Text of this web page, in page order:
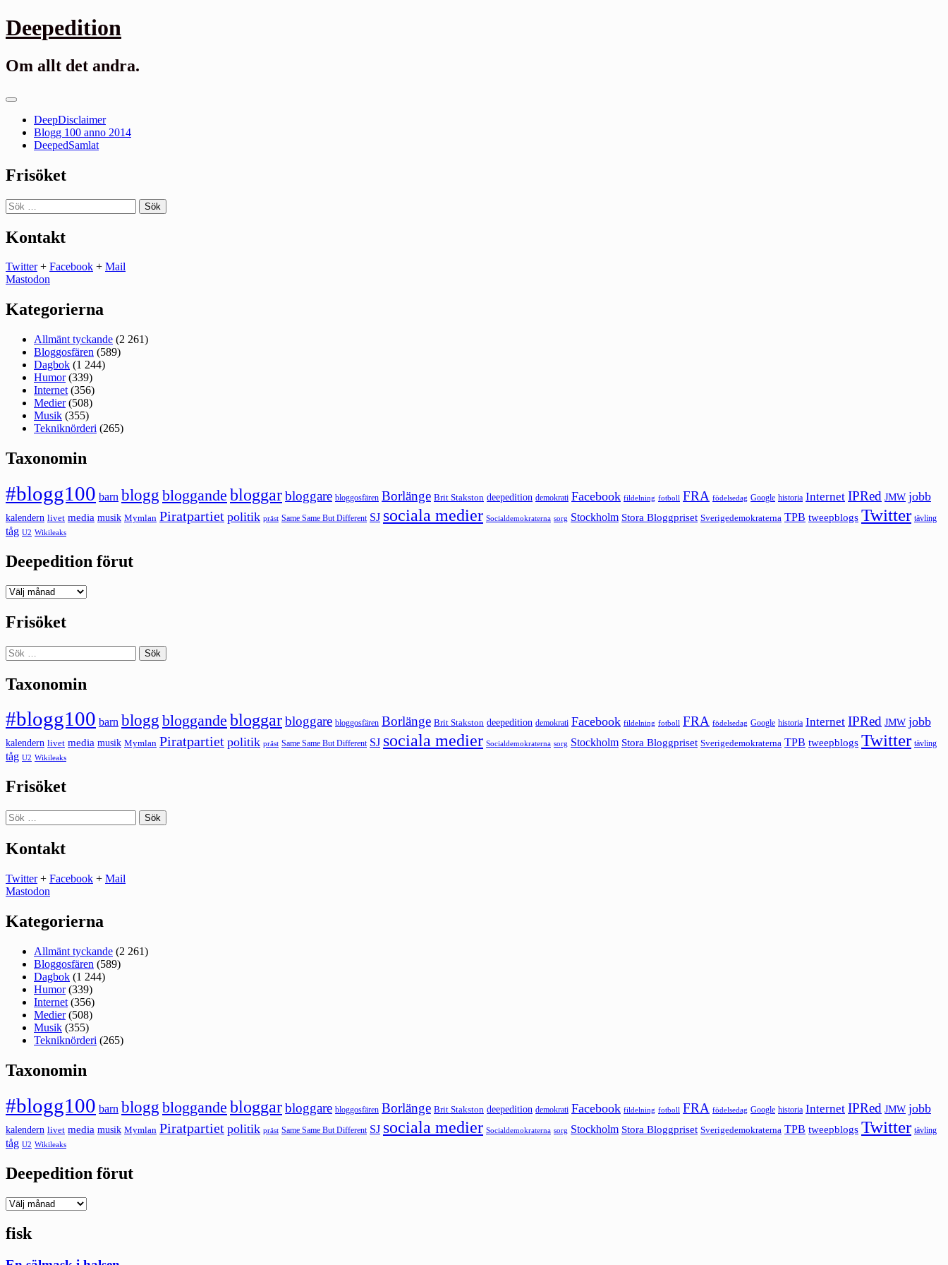
Gå
till
Deepedition
Om allt det andra.
Primär
DeepDisclaimer
Blogg 100 anno 2014
DeepedSamlat
Frisöket
Sök
efter:
Kontakt
Twitter+ Facebook + Mail
Mastodon
Kategorierna
Allmänt tyckande (2 261)
Bloggosfären (589)
Dagbok (1 244)
Humor(339)
Internet (356)
Medier(508)
Musik (355)
Tekniknörderi (265)
Taxonomin
#blogg100 barn blogg bloggande bloggarbloggare bloggosfären Borlänge Brit Stakston deepedition demokrati Facebook fildelning fotboll FRA födelsedag Google historia Internet IPRed JMW jobb
kalendern livet media musik Mymlan Piratpartiet politik präst Same Same But Different SJ sociala medier Socialdemokraterna sorg Stockholm Stora Bloggpriset Sverigedemokraterna TPB tweepblogs Twitter tävling
tåg U2 Wikileaks
Deepedition förut
Deepedition
Frisöket
Sök
efter:
Taxonomin
#blogg100 barn blogg bloggande bloggarbloggare bloggosfären Borlänge Brit Stakston deepedition demokrati Facebook fildelning fotboll FRA födelsedag Google historia Internet IPRed JMW jobb
kalendern livet media musik Mymlan Piratpartiet politik präst Same Same But Different SJ sociala medier Socialdemokraterna sorg Stockholm Stora Bloggpriset Sverigedemokraterna TPB tweepblogs Twitter tävling
tåg U2 Wikileaks
Frisöket
Sök
efter:
Kontakt
Twitter+ Facebook + Mail
Mastodon
Kategorierna
Allmänt tyckande (2 261)
Bloggosfären (589)
Dagbok (1 244)
Humor(339)
Internet (356)
Medier(508)
Musik (355)
Tekniknörderi (265)
Taxonomin
#blogg100 barn blogg bloggande bloggarbloggare bloggosfären Borlänge Brit Stakston deepedition demokrati Facebook fildelning fotboll FRA födelsedag Google historia Internet IPRed JMW jobb
kalendern livet media musik Mymlan Piratpartiet politik präst Same Same But Different SJ sociala medier Socialdemokraterna sorg Stockholm Stora Bloggpriset Sverigedemokraterna TPB tweepblogs Twitter tävling
tåg U2 Wikileaks
Deepedition förut
Deepedition
fisk